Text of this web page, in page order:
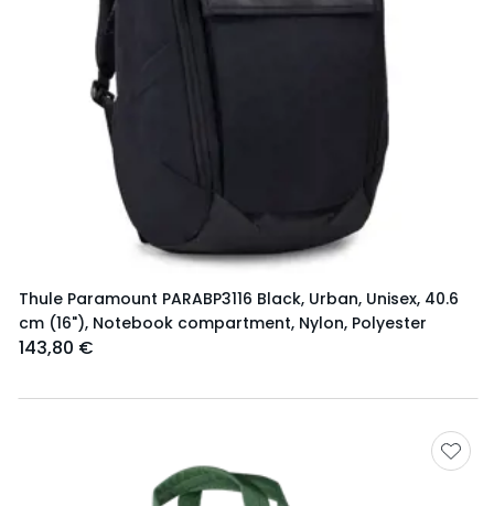
Thule Paramount PARABP3116 Black, Urban, Unisex, 40.6
cm (16"), Notebook compartment, Nylon, Polyester
143,80 €